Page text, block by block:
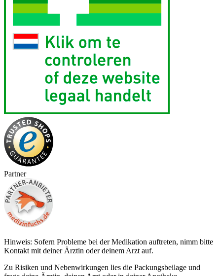
Partner
Hinweis: Sofern Probleme bei der Medikation auftreten, nimm bitte
Kontakt mit deiner Ärztin oder deinem Arzt auf.
Zu Risiken und Nebenwirkungen lies die Packungsbeilage und